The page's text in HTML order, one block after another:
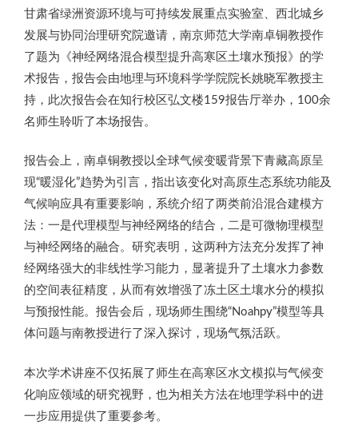
甘肃省绿洲资源环境与可持续发展重点实验室、西北城乡
发展与协同治理研究院邀请，南京师范大学南卓铜教授作
了题为《神经网络混合模型提升高寒区土壤水预报》的学
术报告，报告会由地理与环境科学学院院长姚晓军教授主
持，此次报告会在知行校区弘文楼159报告厅举办，100余
名师生聆听了本场报告。
报告会上，南卓铜教授以全球气候变暖背景下青藏高原呈
现“暖湿化”趋势为引言，指出该变化对高原生态系统功能及
气候响应具有重要影响，系统介绍了两类前沿混合建模方
法：一是代理模型与神经网络的结合，二是可微物理模型
与神经网络的融合。研究表明，这两种方法充分发挥了神
经网络强大的非线性学习能力，显著提升了土壤水力参数
的空间表征精度，从而有效增强了冻土区土壤水分的模拟
与预报性能。报告会后，现场师生围绕“Noahpy”模型等具
体问题与南教授进行了深入探讨，现场气氛活跃。
本次学术讲座不仅拓展了师生在高寒区水文模拟与气候变
化响应领域的研究视野，也为相关方法在地理学科中的进
一步应用提供了重要参考。